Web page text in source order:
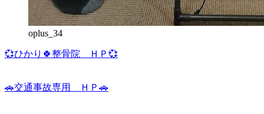
oplus_34
💞ひかり🍀整骨院 ＨＰ💞
🚗交通事故専用 ＨＰ🚗